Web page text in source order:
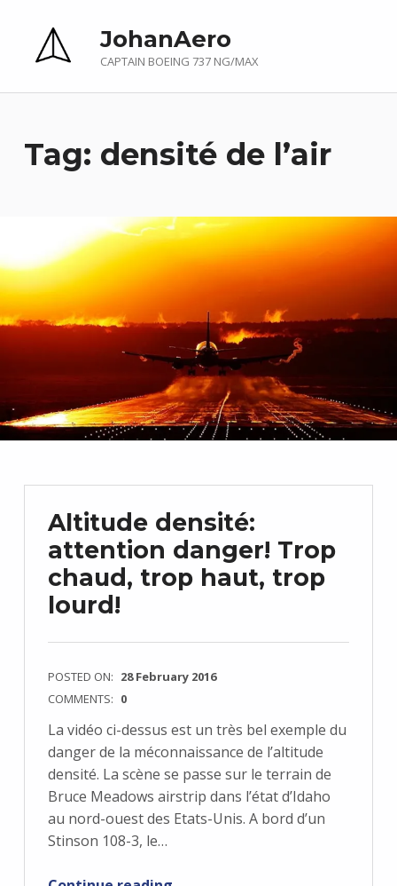
JohanAero
CAPTAIN BOEING 737 NG/MAX
Tag: densité de l’air
Altitude densité:
attention danger! Trop
chaud, trop haut, trop
lourd!
POSTED ON: 28 February 2016
COMMENTS: 0
La vidéo ci-dessus est un très bel exemple du
danger de la méconnaissance de l’altitude
densité. La scène se passe sur le terrain de
Bruce Meadows airstrip dans l’état d’Idaho
au nord-ouest des Etats-Unis. A bord d’un
Stinson 108-3, le…
“Altitude densité: attention danger! Trop chaud, trop haut, trop lourd!”